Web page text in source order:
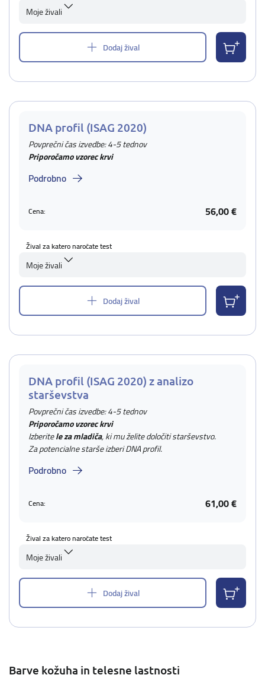
Moje živali
Dodaj žival
DNA profil (ISAG 2020)
Povprečni čas izvedbe: 4-5 tednov
Priporočamo vzorec krvi
Podrobno
Cena: 56,00 €
Žival za katero naročate test
Moje živali
Dodaj žival
DNA profil (ISAG 2020) z analizo
starševstva
Povprečni čas izvedbe: 4-5 tednov
Priporočamo vzorec krvi
Izberitele za mladiča, ki mu želite določiti starševstvo.
Za potencialne starše izberi DNA profil.
Podrobno
Cena: 61,00 €
Žival za katero naročate test
Moje živali
Dodaj žival
Barve kožuha in telesne lastnosti